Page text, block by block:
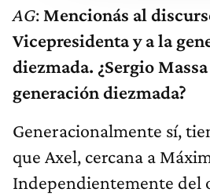
AG: Mencionás al
Vicepresidenta y a la
diezmada. ¿Sergio
generación diezmada?
Generacionalmente sí,
que Axel, cercana a
Independientemente del